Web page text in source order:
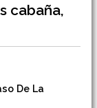
cabaña,
De La